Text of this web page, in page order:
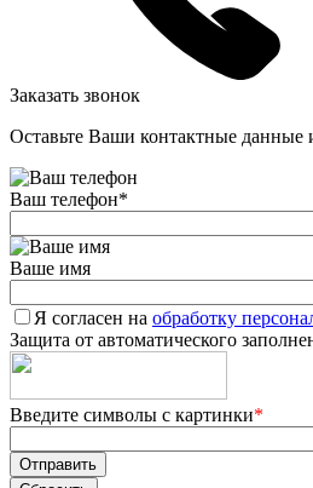
Заказать звонок
Оставьте Ваши контактные
Ваш телефон*
Ваше имя
Я согласен на обработку
Защита от автоматического
Введите символы с картинки*